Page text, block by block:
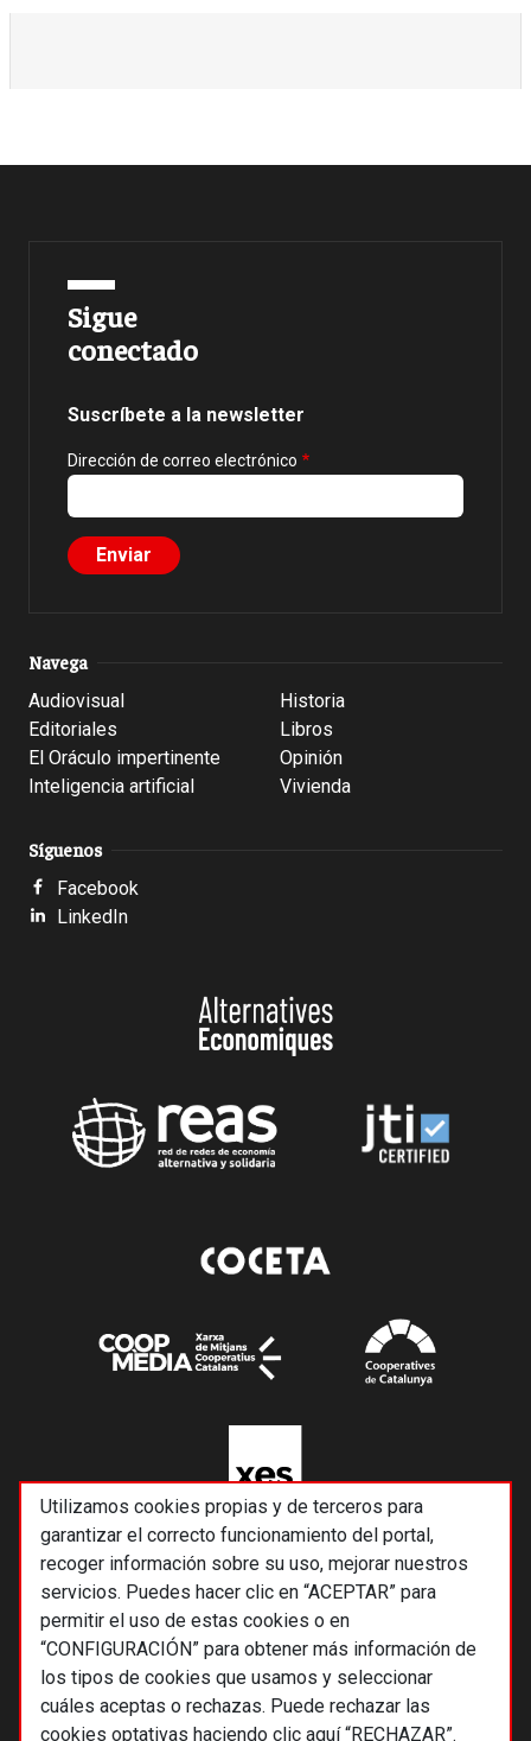
Utilizamos cookies propias y de terceros para
garantizar el correcto funcionamiento del portal,
recoger información sobre su uso, mejorar nuestros
servicios. Puedes hacer clic en “ACEPTAR” para
permitir el uso de estas cookies o en
“CONFIGURACIÓN” para obtener más información de
los tipos de cookies que usamos y seleccionar
cuáles aceptas o rechazas. Puede rechazar las
cookies optativas haciendo clic aquí “RECHAZAR”.
Sigue
conectado
Suscríbete a la newsletter
Dirección de correo electrónico
Navega
Audiovisual
Editoriales
El Oráculo impertinente
Inteligencia artificial
Historia
Libros
Opinión
Vivienda
Síguenos
Facebook
LinkedIn